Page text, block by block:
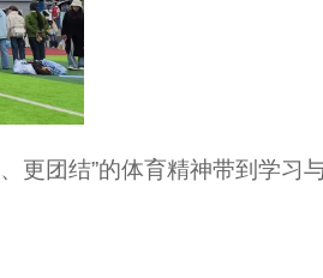
更团结”的体育精神带到学习